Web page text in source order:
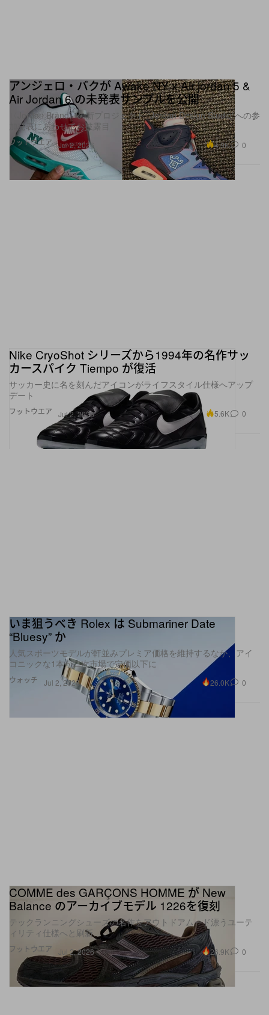
フットウエア
アンジェロ・バクが Awake NY x Air jordan 5 &
Air Jordan 6 の未発表サンプルを公開
〈Jordan Brand〉の新プロジェクト “Jordan Design Studio”への参
加発表にあわせてお披露目
Jul 2, 2026 4.9K 0
フットウエア
Nike CryoShot シリーズから1994年の名作サッ
カースパイク Tiempo が復活
サッカー史に名を刻んだアイコンがライフスタイル仕様へアップ
デート
Jul 2, 2026 5.6K 0
ウォッチ
いま狙うべき Rolex は Submariner Date
“Bluesy” か
人気スポーツモデルが軒並みプレミア価格を維持するなか、アイ
コニックな1本が二次市場で定価以下に
Jul 2, 2026 26.0K 0
フットウエア
COMME des GARÇONS HOMME が New
Balance のアーカイブモデル 1226を復刻
テックランニングシューズの名作をアウトドアムード漂うユーテ
ィリティ仕様へと刷新
Jul 2, 2026 26.9K 0